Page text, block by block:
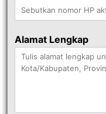
Alamat Lengkap